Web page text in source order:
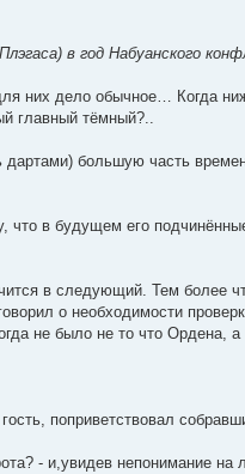
в год Набуанского
них дело обычное… Когда
главный тёмный?..
дартами) большую часть
в будущем его
в следующий. Тем более
о необходимости
не было не то что Ордена,
поприветствовал
- и,увидев непонимание на